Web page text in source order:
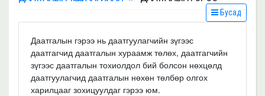
Бусад
Даатгалын гэрээ нь даатгуулагчийн зүгээс
даатгагчид даатгалын хураамж төлөх, даатгагчийн
зүгээс даатгалын тохиолдол бий болсон нөхцөлд
даатгуулагчид даатгалын нөхөн төлбөр олгох
харилцааг зохицуулдаг гэрээ юм.